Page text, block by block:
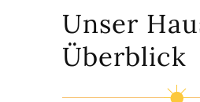
Unser
Überblick